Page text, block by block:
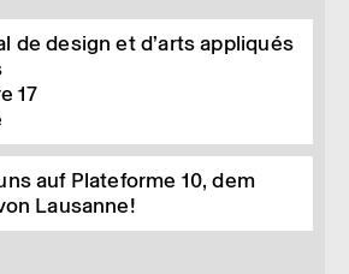
de design et d’arts appliqués
17
auf Plateforme 10, dem
Lausanne!